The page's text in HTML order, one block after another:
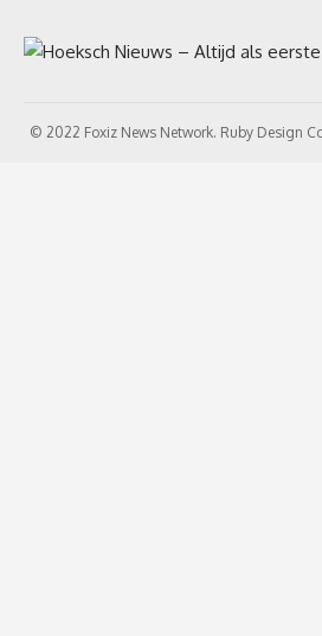
© 2022 Foxiz News Network. Ruby Design